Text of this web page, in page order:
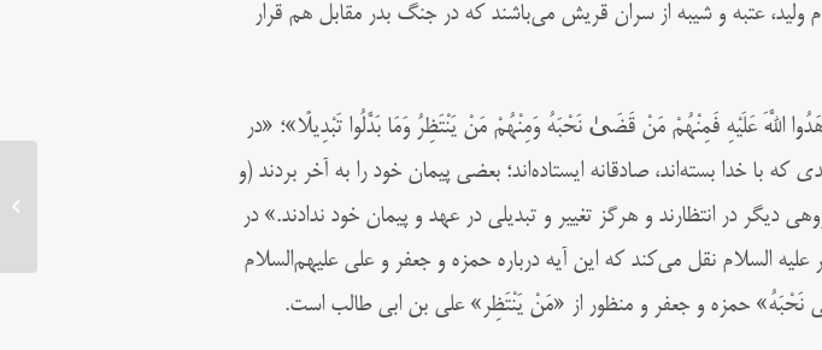
ولید، عتبه و شیبه از سران قریش می‌‌باشند که در جنگ بدر مقابل هم قرار
اللَّهَ عَلَيْهِ فَمِنْهُمْ مَنْ قَضَىٰ نَحْبَهُ وَمِنْهُمْ مَنْ يَنْتَظِرُ وَمَا بَدَّلُوا تَبْدِيلًا»؛ «در
با خدا بسته‌اند، صادقانه ایستاده‌اند؛ بعضی پیمان خود را به آخر بردند (و
دیگر در انتظارند و هرگز تغییر و تبدیلی در عهد و پیمان خود ندادند.» در
علیه السلام نقل می‌‌کند که این آیه درباره حمزه و جعفر و علی علیهم‌السلام
نَحْبَهُ» حمزه و جعفر و منظور از «مَنْ یَنْتَظِر» علی بن ابی طالب است.